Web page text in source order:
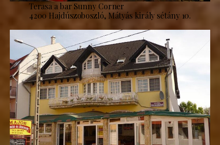
Terasa a bar Sunny Corner
4200 Hajdúszoboszló, Mátyás király sétány 10.